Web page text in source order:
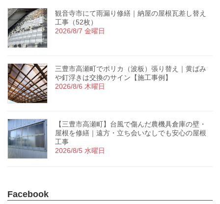
観音寺市にて雨漏り修繕｜納屋の屋根瓦差し替え
工事（52枚）
2026/8/7 金曜日
三豊市高瀬町でポリカ（波板）張り替え｜黄ばみ
や釘浮きは交換のサイン【施工事例】
2026/8/6 木曜日
【三豊市高瀬町】台風で傷んだ農機具倉庫の壁・
屋根を修繕｜遠方・立ち会いなしでも安心の屋根
工事
2026/8/5 水曜日
Facebook